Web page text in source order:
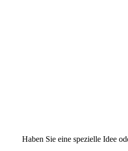
Haben Sie eine spezielle Idee